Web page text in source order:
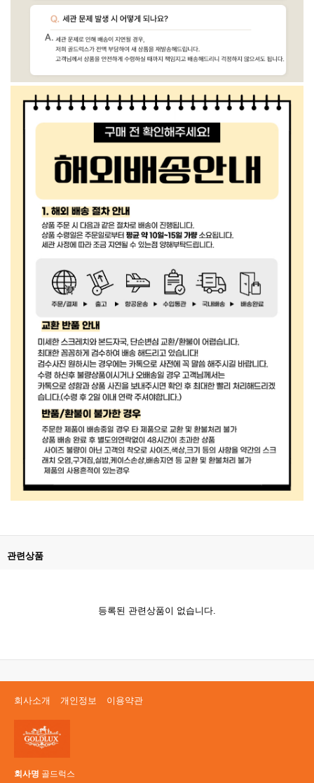
관련상품
등록된 관련상품이 없습니다.
회사소개 개인정보 이용약관
회사명 골드럭스